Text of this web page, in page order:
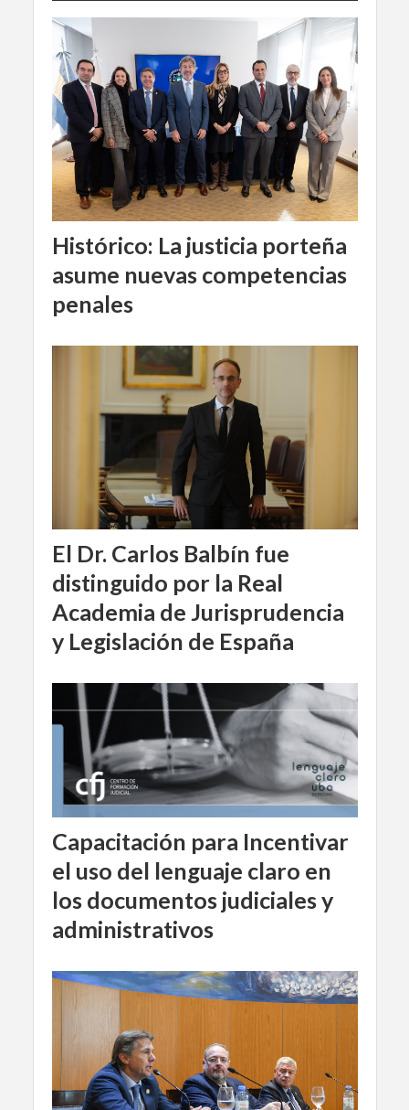
Histórico: La justicia porteña
asume nuevas competencias
penales
El Dr. Carlos Balbín fue
distinguido por la Real
Academia de Jurisprudencia
y Legislación de España
Capacitación para Incentivar
el uso del lenguaje claro en
los documentos judiciales y
administrativos